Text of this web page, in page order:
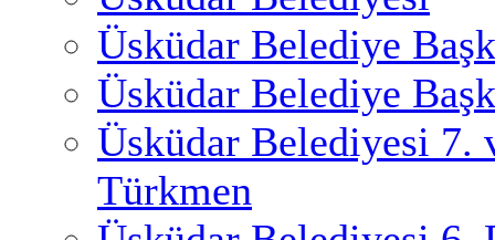
Üsküdar Belediye
Üsküdar Belediye
Üsküdar Belediyesi 7.
Türkmen